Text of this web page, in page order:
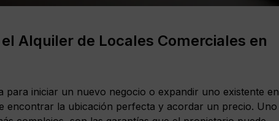
Alquiler de Locales Comerciales en
para iniciar un nuevo negocio o expandir uno existente en
encontrar la ubicación perfecta y acordar un precio. Uno